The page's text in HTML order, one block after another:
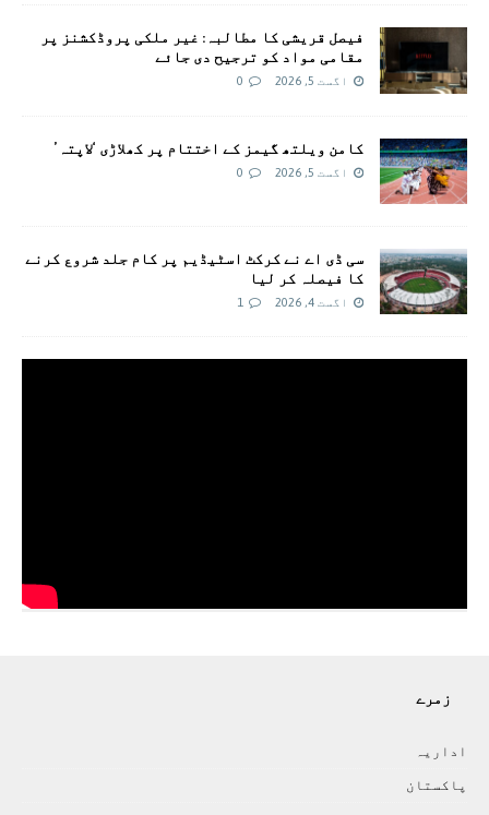
فیصل قریشی کا مطالبہ: غیر ملکی پروڈکشنز پر
مقامی مواد کو ترجیح دی جائے
اگست 5, 2026 0
کامن ویلتھ گیمز کے اختتام پر کھلاڑی ‘لاپتہ’
اگست 5, 2026 0
سی ڈی اے نے کرکٹ اسٹیڈیم پر کام جلد شروع کرنے
کا فیصلہ کر لیا
اگست 4, 2026 1
زمرے
اداريہ
پاکستان